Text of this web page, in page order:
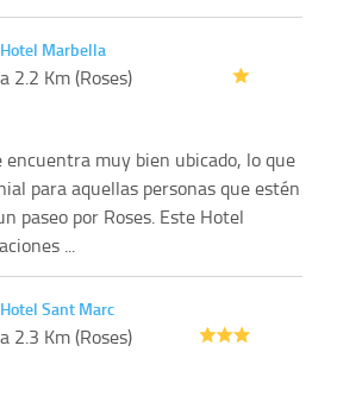
Hotel Marbella
a 2.2 Km (Roses)
encuentra muy bien ubicado, lo que
para aquellas personas que estén
paseo por Roses. Este Hotel
...
Hotel Sant Marc
a 2.3 Km (Roses)